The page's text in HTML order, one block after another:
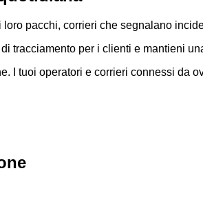
pacchi, corrieri che segnalano
tracciamento per i clienti e mantieni
I tuoi operatori e corrieri connessi da